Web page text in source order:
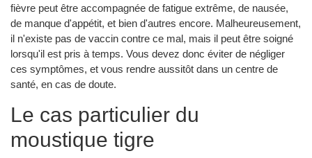
fièvre peut être accompagnée de fatigue extrême, de nausée,
de manque d'appétit, et bien d'autres encore. Malheureusement,
il n'existe pas de vaccin contre ce mal, mais il peut être soigné
lorsqu'il est pris à temps. Vous devez donc éviter de négliger
ces symptômes, et vous rendre aussitôt dans un centre de
santé, en cas de doute.
Le cas particulier du
moustique tigre